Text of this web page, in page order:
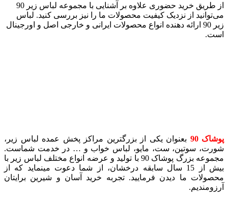
از طریق خرید حضوری علاوه بر آشنایی با مجموعه لباس زیر 90
می‌توانید از نزدیک کیفیت محصولات ما را نیز بررسی کنید. لباس
زیر 90 ارائه دهنده انواع محصولات ایرانی و خارجی اصل و اورجینال
است.
پوشاک 90
بعنوان یکی از بزرگترین مراکز پخش عمده لباس زیر،
شورت، سوتین، ست، مایو، لباس خواب و … در خدمت شماست.
مجموعه بزرگ پوشاک 90 با تولید و عرضه انواع مختلف لباس زیر با
بیش از 15 سال سابقه درخشان، از شما دعوت مینماید که از
محصولات ما دیدن فرمایید. تجربه خرید آسان و شیرین برایتان
آرزومندیم.